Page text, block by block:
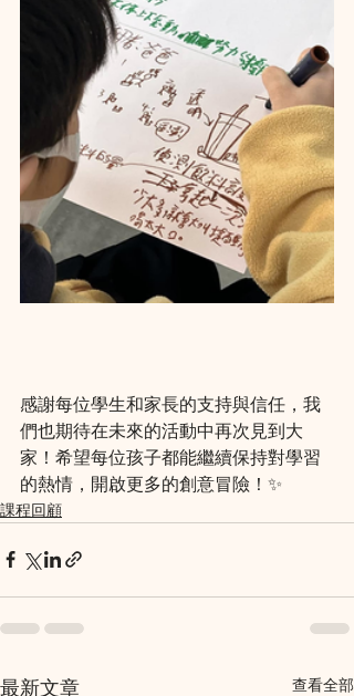
感謝每位學生和家長的支持與信任，我
們也期待在未來的活動中再次見到大
家！希望每位孩子都能繼續保持對學習
的熱情，開啟更多的創意冒險！✨
課程回顧
最新文章 查看全部